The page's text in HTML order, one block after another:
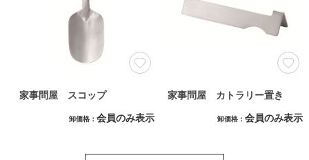
家事問屋 スコップ
卸価格 会員のみ表示
家事問屋 カトラリー置き
卸価格 会員のみ表示